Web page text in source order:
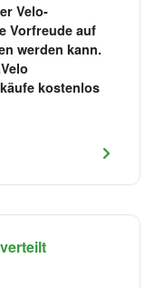
Velo-
Vorfreude auf
werden kann.
kostenlos